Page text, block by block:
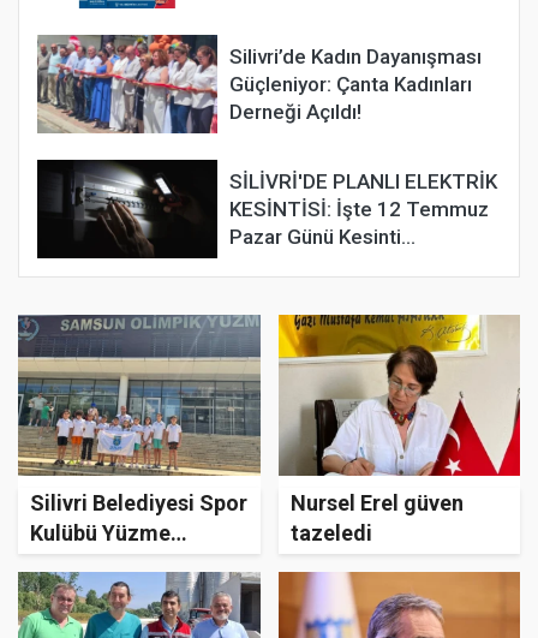
Silivri’de Kadın Dayanışması
Güçleniyor: Çanta Kadınları
Derneği Açıldı!
SİLİVRİ'DE PLANLI ELEKTRİK
KESİNTİSİ: İşte 12 Temmuz
Pazar Günü Kesinti
Silivri Belediyesi Spor
Kulübü Yüzme
Gelişim Ligi'nden
Derecelerle Döndü
Nursel Erel güven
tazeledi